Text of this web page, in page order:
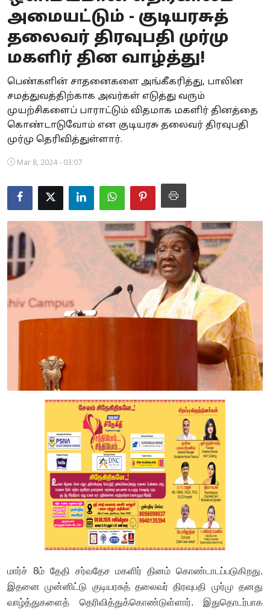
Business
Crime
National
World
Weather
Politics
அமையட்டும் - குடியரசுத்
தலைவர் திரவுபதி முர்மு
மகளிர் தின வாழ்த்து!
பெண்களின் சாதனைகளை அங்கீகரித்து, பாலின
சமத்துவத்திற்காக அவர்கள் எடுத்து வரும்
முயற்சிகளைப் பாராட்டும் விதமாக மகளிர் தினத்தை
கொண்டாடுவோம் என குடியரசு தலைவர் திரவுபதி
முர்மு தெரிவித்துள்ளார்.
Mar 8, 2024 - 03:07
மார்ச் 8ம் தேதி சர்வதேச மகளிர் தினம் கொண்டாடப்படுகிறது.
இதனை முன்னிட்டு குடியரசுத் தலைவர் திரவுபதி முர்மு தனது
வாழ்த்துகளைத் தெரிவித்துக்கொண்டுள்ளார். இதுதொடர்பாக